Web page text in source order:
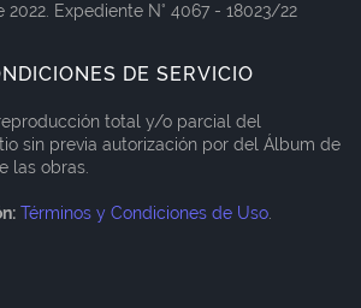
Expediente N° 4067 - 18023/22
DE SERVICIO
total y/o parcial del
sin previa autorización por del Álbum de
las obras.
Términos y Condiciones de Uso.